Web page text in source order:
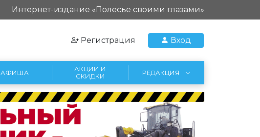
Интернет-издание «Полесье своими глазами»
Регистрация Вход
АФИША
АКЦИИ И
СКИДКИ
РЕДАКЦИЯ